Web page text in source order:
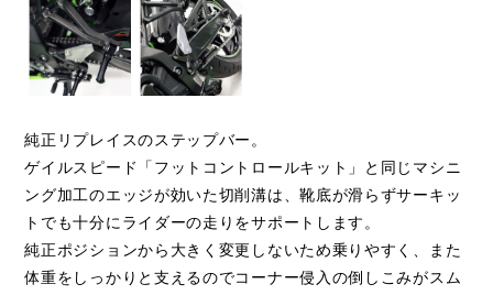
純正リプレイスのステップバー。
ゲイルスピード「フットコントロールキット」と同じマシニ
ング加工のエッジが効いた切削溝は、靴底が滑らずサーキッ
トでも十分にライダーの走りをサポートします。
純正ポジションから大きく変更しないため乗りやすく、また
体重をしっかりと支えるのでコーナー侵入の倒しこみがスム